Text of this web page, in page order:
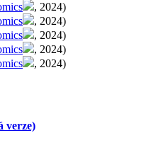
, 2024)
, 2024)
, 2024)
, 2024)
, 2024)
verze)